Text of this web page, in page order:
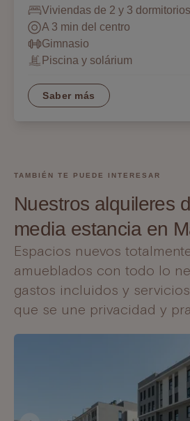
Viviendas de 2 y 3 dormitorios
A 3 min del centro
Gimnasio
Piscina y solárium
Saber más
TAMBIÉN TE PUEDE INTERESAR
Nuestros alquileres
media estancia en
Espacios nuevos
amueblados con todo lo
gastos incluidos y
que se une privacidad y